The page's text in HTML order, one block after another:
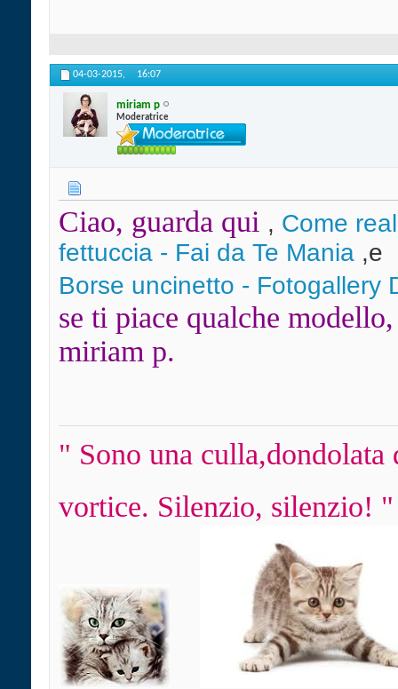
04-03-2015, 16:07
miriam p
Moderatrice
Ciao, guarda qui , Come
fettuccia - Fai da Te Mania ,e
Borse uncinetto - Fotogallery
se ti piace qualche
miriam p.
" Sono una
vortice. Silenzio, silenzio!